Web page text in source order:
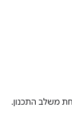
משלב התכנון.